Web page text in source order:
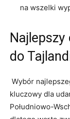
na wszelki
do
Wybór
kluczowy dla
‌Południowo-